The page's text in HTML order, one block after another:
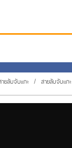
ยลับจับแกะ / สายลับจับแกะ